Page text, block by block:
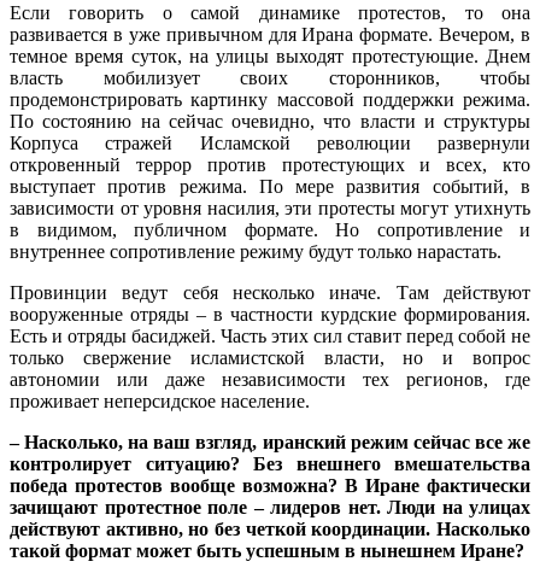
Если говорить о самой динамике протестов, то она
развивается в уже привычном для Ирана формате. Вечером, в
темное время суток, на улицы выходят протестующие. Днем
власть мобилизует своих сторонников, чтобы
продемонстрировать картинку массовой поддержки режима.
По состоянию на сейчас очевидно, что власти и структуры
Корпуса стражей Исламской революции развернули
откровенный террор против протестующих и всех, кто
выступает против режима. По мере развития событий, в
зависимости от уровня насилия, эти протесты могут утихнуть
в видимом, публичном формате. Но сопротивление и
внутреннее сопротивление режиму будут только нарастать.
Провинции ведут себя несколько иначе. Там действуют
вооруженные отряды – в частности курдские формирования.
Есть и отряды басиджей. Часть этих сил ставит перед собой не
только свержение исламистской власти, но и вопрос
автономии или даже независимости тех регионов, где
проживает неперсидское население.
– Насколько, на ваш взгляд, иранский режим сейчас все же
контролирует ситуацию? Без внешнего вмешательства
победа протестов вообще возможна? В Иране фактически
зачищают протестное поле – лидеров нет. Люди на улицах
действуют активно, но без четкой координации. Насколько
такой формат может быть успешным в нынешнем Иране?